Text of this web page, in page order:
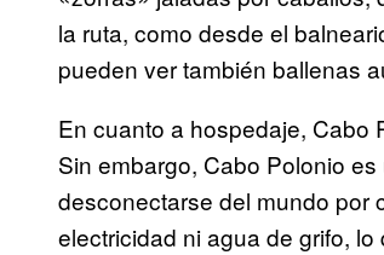
la ruta, como desde el
pueden ver también ballenas
En cuanto a hospedaje, Cabo
Sin embargo, Cabo Polonio
desconectarse del mundo por
electricidad ni agua de grifo,